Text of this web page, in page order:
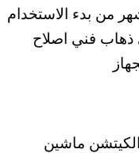
من بدء الاستخدام
ذهاب فني اصلاح
صيانة الكيتشن ماشين